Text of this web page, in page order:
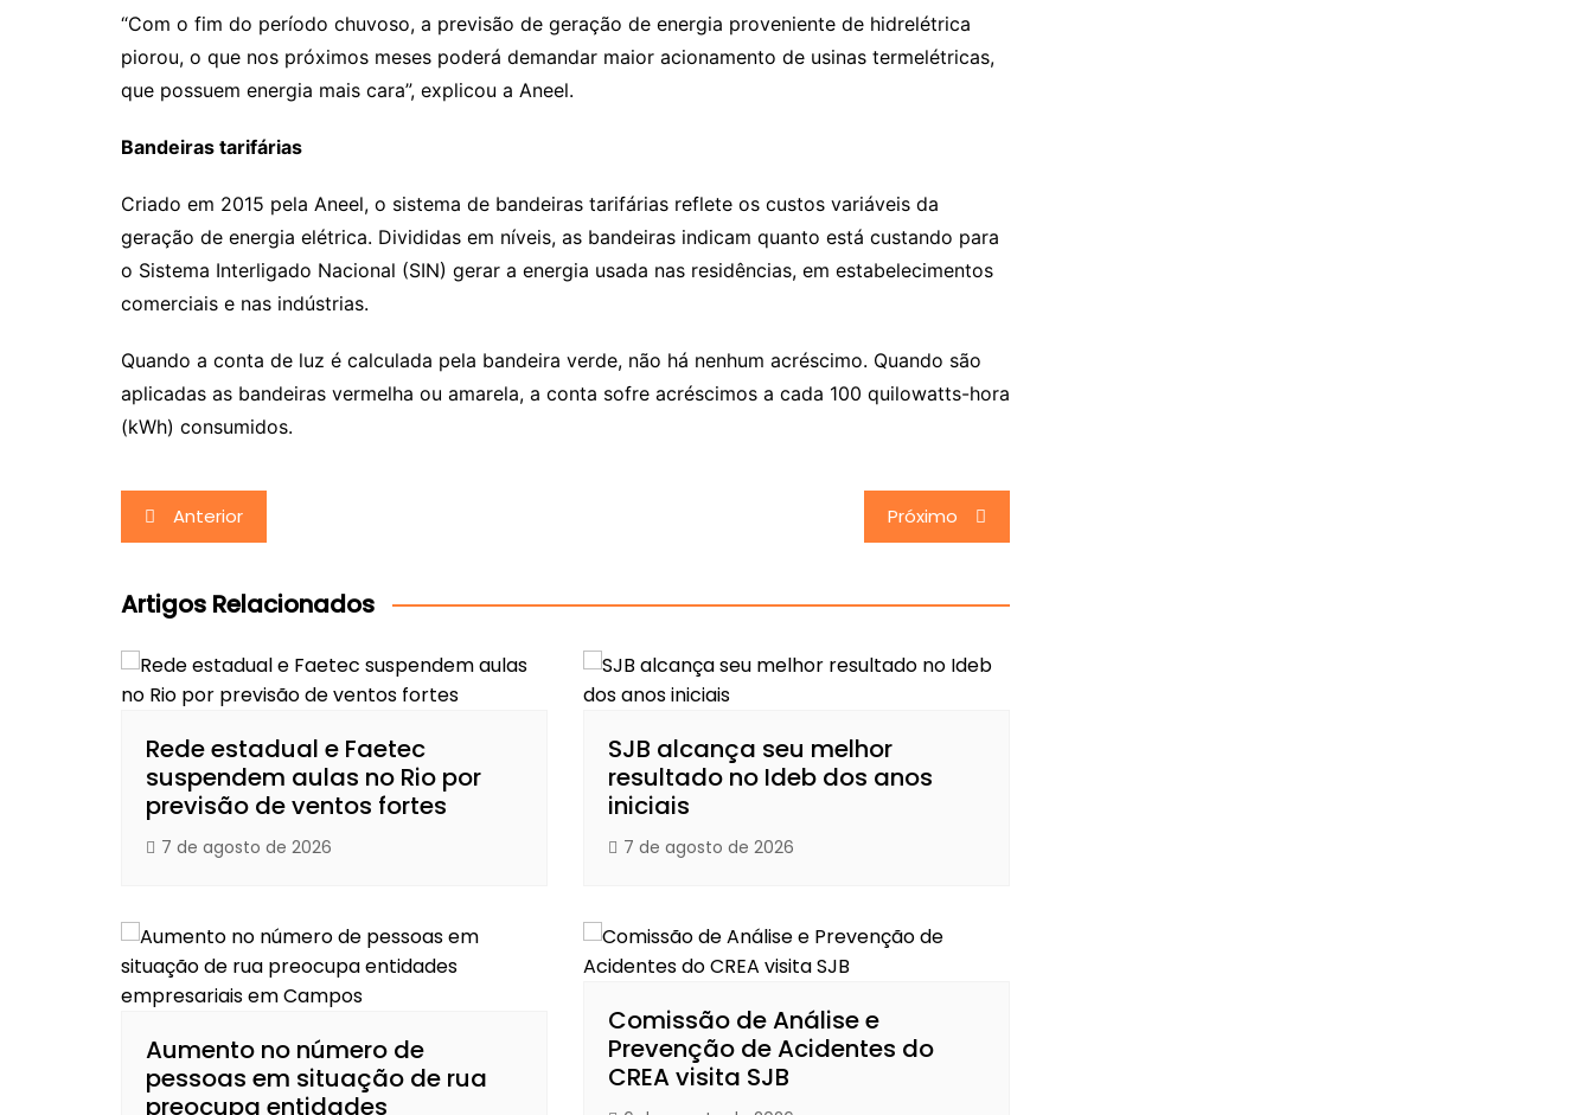
“Com o fim do período chuvoso, a previsão de geração de energia proveniente de hidrelétrica
piorou, o que nos próximos meses poderá demandar maior acionamento de usinas termelétricas,
que possuem energia mais cara”, explicou a Aneel.
Bandeiras tarifárias
Criado em 2015 pela Aneel, o sistema de bandeiras tarifárias reflete os custos variáveis da
geração de energia elétrica. Divididas em níveis, as bandeiras indicam quanto está custando para
o Sistema Interligado Nacional (SIN) gerar a energia usada nas residências, em estabelecimentos
comerciais e nas indústrias.
Quando a conta de luz é calculada pela bandeira verde, não há nenhum acréscimo. Quando são
aplicadas as bandeiras vermelha ou amarela, a conta sofre acréscimos a cada 100 quilowatts-hora
(kWh) consumidos.
Navegação
de
Post
Anterior Próximo
Artigos Relacionados
Rede estadual e Faetec
suspendem aulas no Rio por
previsão de ventos fortes
7 de agosto de 2026
SJB alcança seu melhor
resultado no Ideb dos anos
iniciais
7 de agosto de 2026
Aumento no número de
pessoas em situação de rua
preocupa entidades
Comissão de Análise e
Prevenção de Acidentes do
CREA visita SJB